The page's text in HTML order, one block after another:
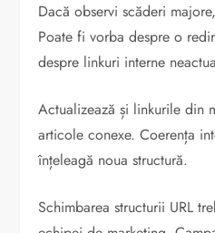
Dacă observi scăderi
Poate fi vorba despre o
despre linkuri interne
Actualizează și linkurile din
articole conexe. Coerența
înțeleagă noua structură.
Schimbarea structurii URL